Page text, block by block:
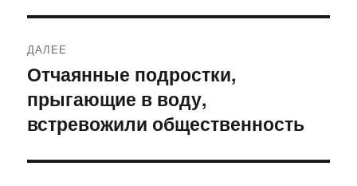
ДАЛЕЕ
Следующая
запись:
Отчаянные подростки,
прыгающие в воду,
встревожили общественность